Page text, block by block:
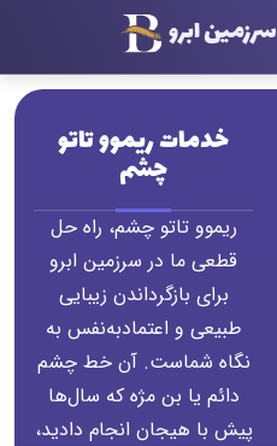
سرزمین ابرو
خدمات ریموو تاتو
چشم
ریموو تاتو چشم، راه حل
قطعی ما در سرزمین ابرو
برای بازگرداندن زیبایی
طبیعی و اعتمادبه‌نفس به
نگاه شماست. آن خط چشم
دائم یا بن مژه که سال‌ها
پیش با هیجان انجام دادید،